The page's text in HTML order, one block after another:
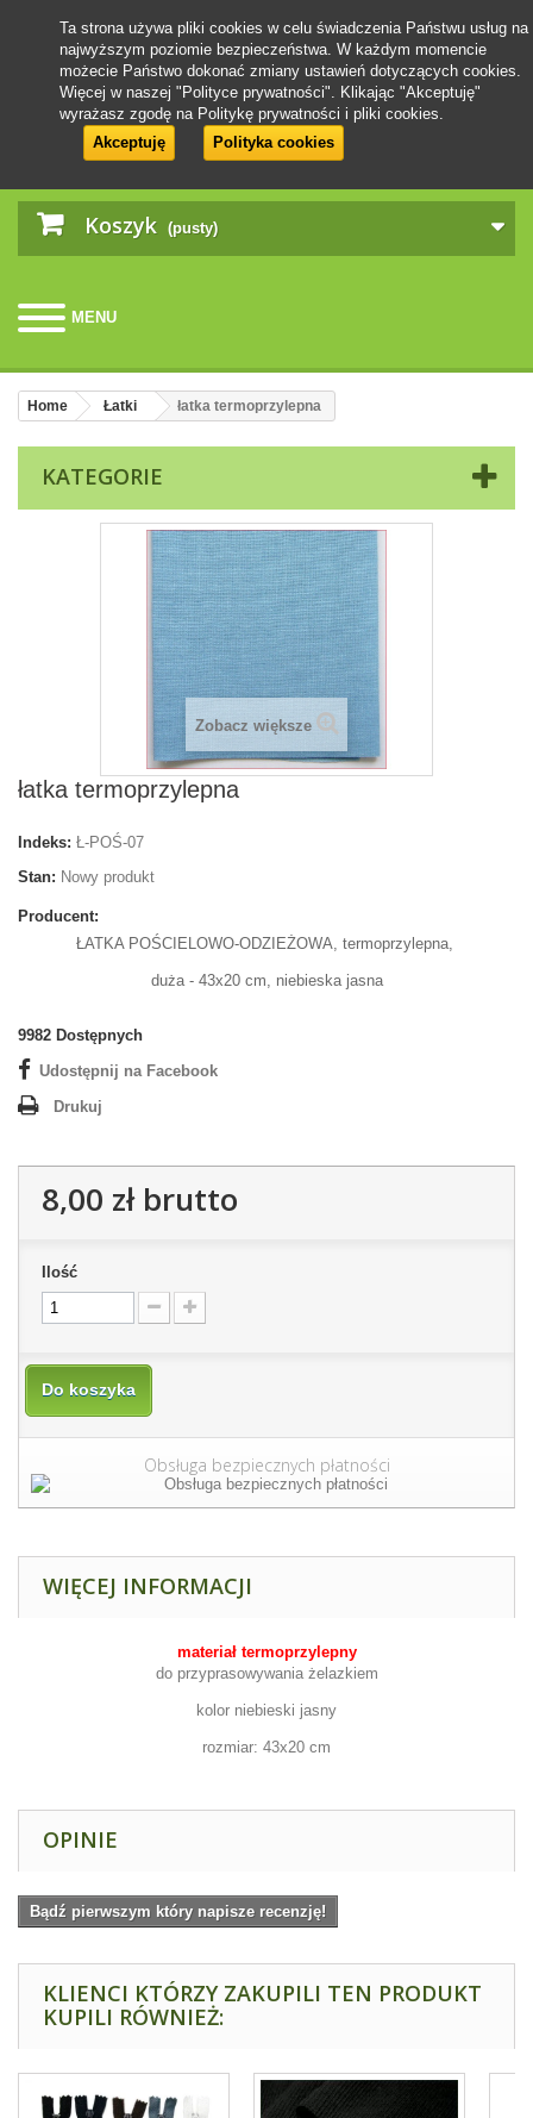
Koszyk (pusty)
MENU
Ta strona używa pliki cookies w celu świadczenia Państwu usług na
najwyższym poziomie bezpieczeństwa. W każdym momencie
możecie Państwo dokonać zmiany ustawień dotyczących cookies.
Więcej w naszej "Polityce prywatności". Klikając "Akceptuję"
wyrażasz zgodę na Politykę prywatności i pliki cookies.
Akceptuję
Polityka cookies
Home Łatki łatka termoprzylepna
KATEGORIE
Zobacz większe
łatka termoprzylepna
Indeks: Ł-POŚ-07
Stan: Nowy produkt
Producent:
ŁATKA POŚCIELOWO-ODZIEŻOWA, termoprzylepna,
duża - 43x20 cm, niebieska jasna
9982 Dostępnych
Udostępnij na Facebook
Drukuj
8,00 złbrutto
Ilość
Do koszyka
Obsługa bezpiecznych płatności
WIĘCEJ INFORMACJI
materiał termoprzylepny
do przyprasowywania żelazkiem
kolor niebieski jasny
rozmiar: 43x20 cm
OPINIE
Bądź pierwszym który napisze recenzję!
KLIENCI KTÓRZY ZAKUPILI TEN PRODUKT
KUPILI RÓWNIEŻ: